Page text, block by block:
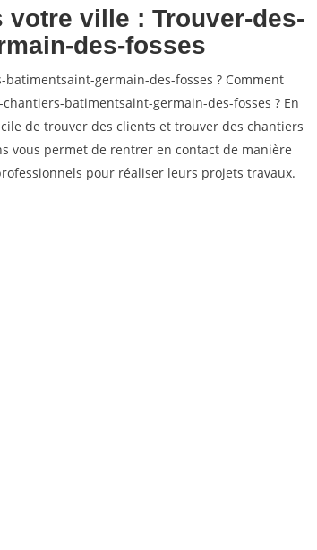
ville : Trouver-des-
des-fosses
germain-des-fosses ? Comment
batimentsaint-germain-des-fosses ? En
de trouver des clients et trouver des chantiers
vous permet de rentrer en contact de manière
pour réaliser leurs projets travaux.